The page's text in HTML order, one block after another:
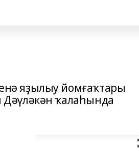
яҙылыу йомғаҡтары
ҡалаһында